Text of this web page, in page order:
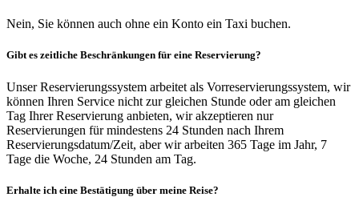
Nein, Sie können auch ohne ein Konto ein Taxi buchen.
Gibt es zeitliche Beschränkungen für eine Reservierung?
Unser Reservierungssystem arbeitet als Vorreservierungssystem, wir
können Ihren Service nicht zur gleichen Stunde oder am gleichen
Tag Ihrer Reservierung anbieten, wir akzeptieren nur
Reservierungen für mindestens 24 Stunden nach Ihrem
Reservierungsdatum/Zeit, aber wir arbeiten 365 Tage im Jahr, 7
Tage die Woche, 24 Stunden am Tag.
Erhalte ich eine Bestätigung über meine Reise?